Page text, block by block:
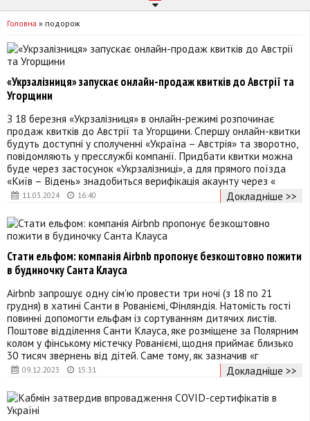
Головна » подорож
11.03.2024 16:40
«Укрзалізниця» запускає онлайн-продаж квитків до Австрії та
Угорщини
З 18 березня «Укрзалізниця» в онлайн-режимі розпочинає
продаж квитків до Австрії та Угорщини. Спершу онлайн-квитки
будуть доступні у сполученні «Україна – Австрія» та зворотно,
повідомляють у пресслужбі компанії. Придбати квитки можна
буде через застосунок «Укрзалізниці», а для прямого поїзда
«Київ – Відень» знадобиться верифікація акаунту через «
Докладніше >>
09.12.2023 15:31
Стати ельфом: компанія Airbnb пропонує безкоштовно пожити
в будиночку Санта Клауса
Airbnb запрошує одну сім'ю провести три ночі (з 18 по 21
грудня) в хатині Санти в Рованіємі, Фінляндія. Натомість гості
повинні допомогти ельфам із сортуванням дитячих листів.
Поштове відділення Санти Клауса, яке розміщене за Полярним
колом у фінському містечку Рованіємі, щодня приймає близько
30 тисяч звернень від дітей. Саме тому, як зазначив «г
Докладніше >>